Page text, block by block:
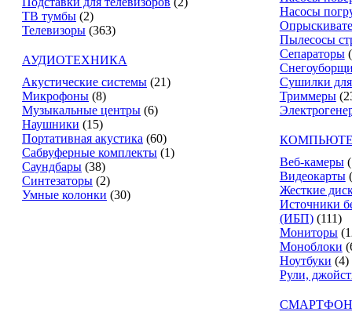
ТВ тумбы (2)
Телевизоры (363)
АУДИОТЕХНИКА
Акустические системы (21)
Микрофоны (8)
Музыкальные центры (6)
Наушники (15)
Портативная акустика (60)
Сабвуферные комплекты (1)
Саундбары (38)
Синтезаторы (2)
Умные колонки (30)
Насосы
Пылесосы
Сепараторы
Сушилки
Триммеры
Веб-камеры
Видеокарты
Жесткие
Источники
(ИБП) (111)
Мониторы
Моноблоки
Ноутбуки (4)
Рули,